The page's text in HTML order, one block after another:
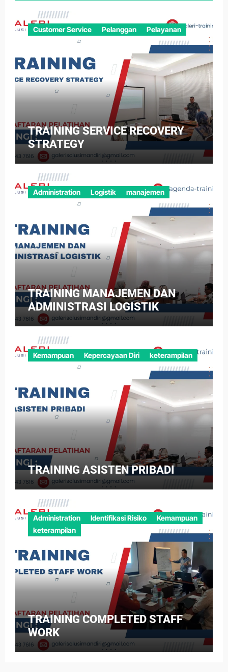
Customer Service Pelanggan Pelayanan
TRAINING SERVICE RECOVERY
STRATEGY
Administration Logistik manajemen
TRAINING MANAJEMEN DAN
ADMINISTRASI LOGISTIK
Kemampuan Kepercayaan Diri keterampilan
TRAINING ASISTEN PRIBADI
Administration Identifikasi Risiko
Kemampuan
keterampilan
TRAINING COMPLETED STAFF
WORK